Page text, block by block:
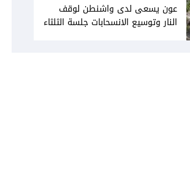
عون يسعى لدى واشنطن لوقف
النار وتوسيع الانسحابات جلسة الثلثاء